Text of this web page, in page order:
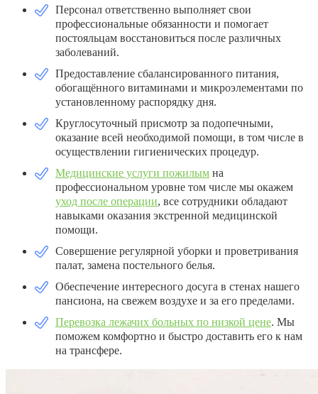
Персонал ответственно выполняет свои
профессиональные обязанности и помогает
постояльцам восстановиться после различных
заболеваний.
Предоставление сбалансированного питания,
обогащённого витаминами и микроэлементами по
установленному распорядку дня.
Круглосуточный присмотр за подопечными,
оказание всей необходимой помощи, в том числе в
осуществлении гигиенических процедур.
Медицинские услуги пожилым на
профессиональном уровне том числе мы окажем
уход после операции, все сотрудники обладают
навыками оказания экстренной медицинской
помощи.
Совершение регулярной уборки и проветривания
палат, замена постельного белья.
Обеспечение интересного досуга в стенах нашего
пансиона, на свежем воздухе и за его пределами.
Перевозка лежачих больных по низкой цене. Мы
поможем комфортно и быстро доставить его к нам
на трансфере.